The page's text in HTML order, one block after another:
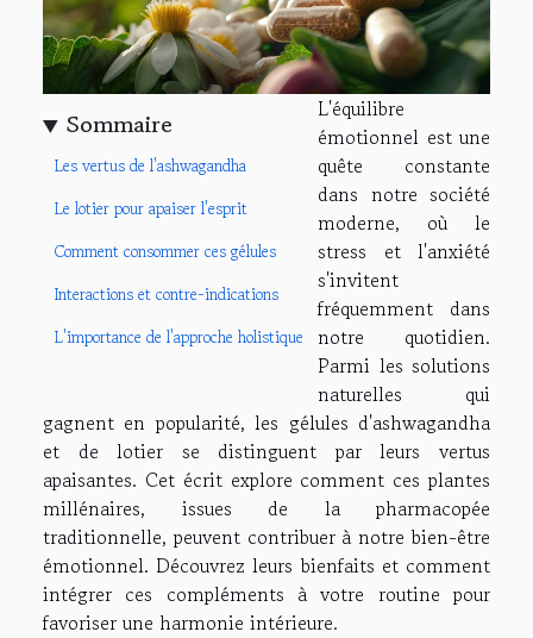
Sommaire
Les vertus de l'ashwagandha
Le lotier pour apaiser l'esprit
Comment consommer ces gélules
Interactions et contre-indications
L'importance de l'approche holistique
L'équilibre
émotionnel est une
quête constante
dans notre société
moderne, où le
stress et l'anxiété
s'invitent
fréquemment dans
notre quotidien.
Parmi les solutions
naturelles qui
gagnent en popularité, les gélules d'ashwagandha
et de lotier se distinguent par leurs vertus
apaisantes. Cet écrit explore comment ces plantes
millénaires, issues de la pharmacopée
traditionnelle, peuvent contribuer à notre bien-être
émotionnel. Découvrez leurs bienfaits et comment
intégrer ces compléments à votre routine pour
favoriser une harmonie intérieure.